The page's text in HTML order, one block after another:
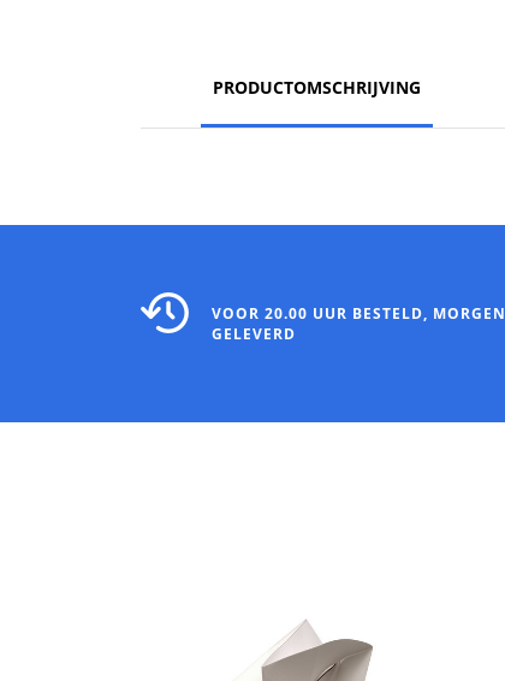
PRODUCTOMSCHRIJVING
VOOR 20.00 UUR BESTELD, MORGEN
GELEVERD